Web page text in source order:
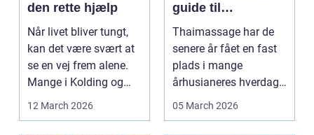
den rette hjælp
Når livet bliver tungt,
kan det være svært at
se en vej frem alene.
Mange i Kolding og
omegn søger p...
12 March 2026
guide til
afslapning,
smidighed og
bedre velvære
Thaimassage har de
senere år fået en fast
plads i mange
århusianeres hverdag.
Flere bruger den både
05 March 2026